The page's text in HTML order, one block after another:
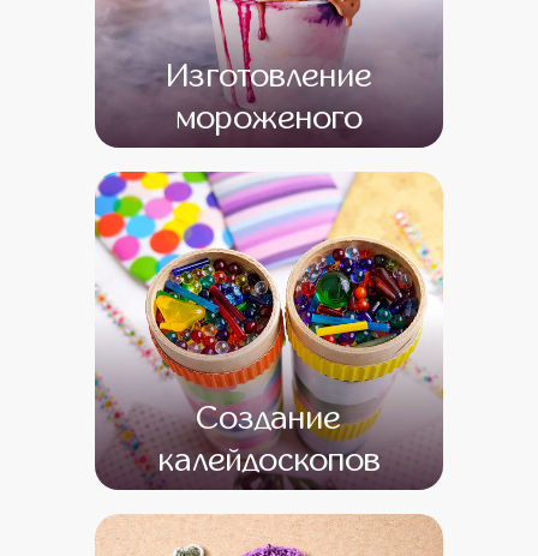
Изготовление
мороженого
от 20 000 от 1
Создание
калейдоскопов
от 14 500 от 1